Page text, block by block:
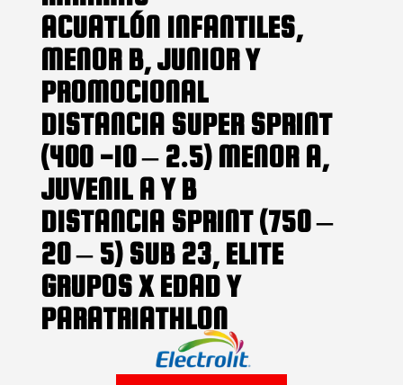
ACUATLÓN INFANTILES,
MENOR B, JUNIOR Y
PROMOCIONAL
DISTANCIA SUPER SPRINT
(400 -10 – 2.5) MENOR A,
JUVENIL A Y B
DISTANCIA SPRINT (750 –
20 – 5) SUB 23, ELITE
GRUPOS X EDAD Y
PARATRIATHLON